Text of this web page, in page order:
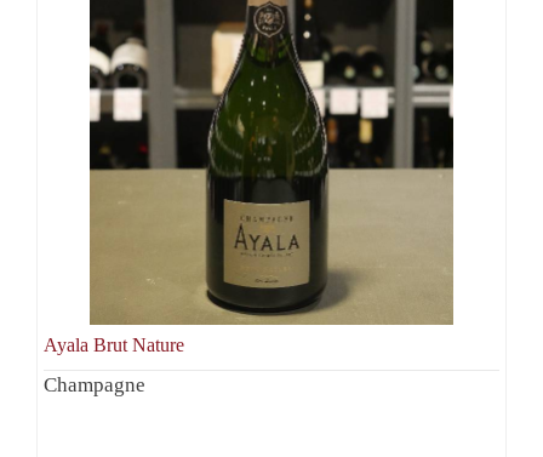
Ayala Brut Nature
Champagne